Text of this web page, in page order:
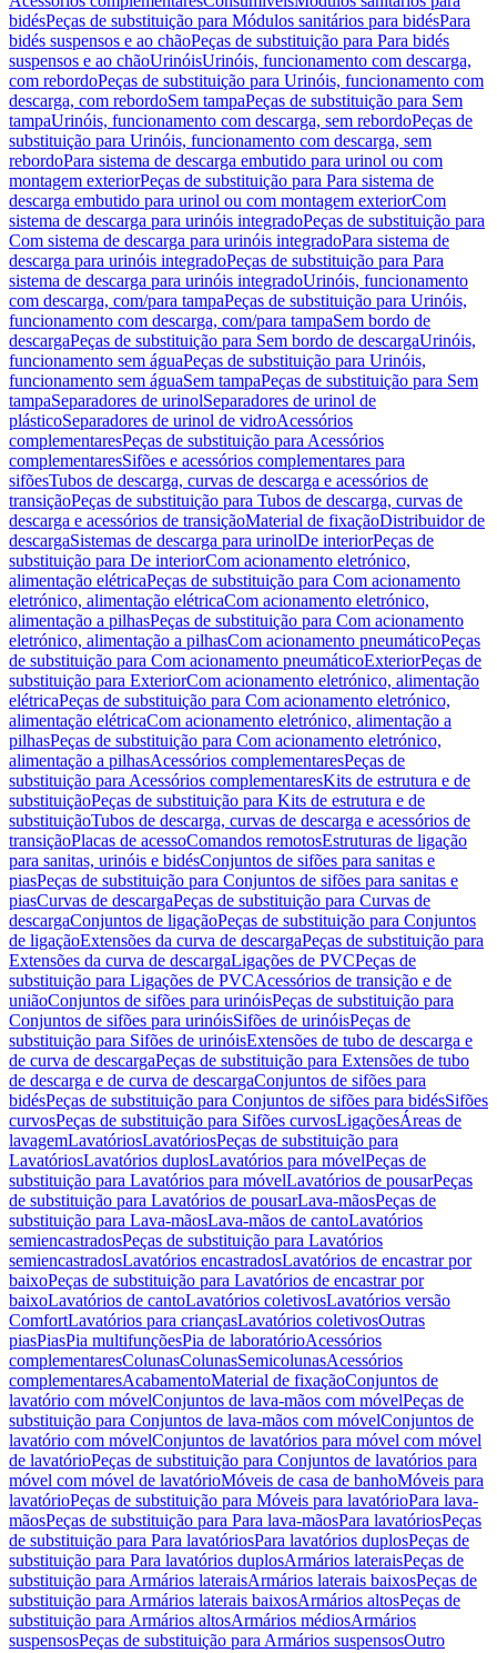
bidésPeças de substituição para Módulos sanitários para bidésPara
bidés suspensos e ao chãoPeças de substituição para Para bidés
suspensos e ao chãoUrinóisUrinóis, funcionamento com descarga,
com rebordoPeças de substituição para Urinóis, funcionamento com
descarga, com rebordoSem tampaPeças de substituição para Sem
tampaUrinóis, funcionamento com descarga, sem rebordoPeças de
substituição para Urinóis, funcionamento com descarga, sem
rebordoPara sistema de descarga embutido para urinol ou com
montagem exteriorPeças de substituição para Para sistema de
descarga embutido para urinol ou com montagem exteriorCom
sistema de descarga para urinóis integradoPeças de substituição para
Com sistema de descarga para urinóis integradoPara sistema de
descarga para urinóis integradoPeças de substituição para Para
sistema de descarga para urinóis integradoUrinóis, funcionamento
com descarga, com/para tampaPeças de substituição para Urinóis,
funcionamento com descarga, com/para tampaSem bordo de
descargaPeças de substituição para Sem bordo de descargaUrinóis,
funcionamento sem águaPeças de substituição para Urinóis,
funcionamento sem águaSem tampaPeças de substituição para Sem
tampaSeparadores de urinolSeparadores de urinol de
plásticoSeparadores de urinol de vidroAcessórios
complementaresPeças de substituição para Acessórios
complementaresSifões e acessórios complementares para
sifõesTubos de descarga, curvas de descarga e acessórios de
transiçãoPeças de substituição para Tubos de descarga, curvas de
descarga e acessórios de transiçãoMaterial de fixaçãoDistribuidor de
descargaSistemas de descarga para urinolDe interiorPeças de
substituição para De interiorCom acionamento eletrónico,
alimentação elétricaPeças de substituição para Com acionamento
eletrónico, alimentação elétricaCom acionamento eletrónico,
alimentação a pilhasPeças de substituição para Com acionamento
eletrónico, alimentação a pilhasCom acionamento pneumáticoPeças
de substituição para Com acionamento pneumáticoExteriorPeças de
substituição para ExteriorCom acionamento eletrónico, alimentação
elétricaPeças de substituição para Com acionamento eletrónico,
alimentação elétricaCom acionamento eletrónico, alimentação a
pilhasPeças de substituição para Com acionamento eletrónico,
alimentação a pilhasAcessórios complementaresPeças de
substituição para Acessórios complementaresKits de estrutura e de
substituiçãoPeças de substituição para Kits de estrutura e de
substituiçãoTubos de descarga, curvas de descarga e acessórios de
transiçãoPlacas de acessoComandos remotosEstruturas de ligação
para sanitas, urinóis e bidésConjuntos de sifões para sanitas e
piasPeças de substituição para Conjuntos de sifões para sanitas e
piasCurvas de descargaPeças de substituição para Curvas de
descargaConjuntos de ligaçãoPeças de substituição para Conjuntos
de ligaçãoExtensões da curva de descargaPeças de substituição para
Extensões da curva de descargaLigações de PVCPeças de
substituição para Ligações de PVCAcessórios de transição e de
uniãoConjuntos de sifões para urinóisPeças de substituição para
Conjuntos de sifões para urinóisSifões de urinóisPeças de
substituição para Sifões de urinóisExtensões de tubo de descarga e
de curva de descargaPeças de substituição para Extensões de tubo
de descarga e de curva de descargaConjuntos de sifões para
bidésPeças de substituição para Conjuntos de sifões para bidésSifões
curvosPeças de substituição para Sifões curvosLigaçõesÁreas de
lavagemLavatóriosLavatóriosPeças de substituição para
LavatóriosLavatórios duplosLavatórios para móvelPeças de
substituição para Lavatórios para móvelLavatórios de pousarPeças
de substituição para Lavatórios de pousarLava-mãosPeças de
substituição para Lava-mãosLava-mãos de cantoLavatórios
semiencastradosPeças de substituição para Lavatórios
semiencastradosLavatórios encastradosLavatórios de encastrar por
baixoPeças de substituição para Lavatórios de encastrar por
baixoLavatórios de cantoLavatórios coletivosLavatórios versão
ComfortLavatórios para criançasLavatórios coletivosOutras
piasPiasPia multifunçõesPia de laboratórioAcessórios
complementaresColunasColunasSemicolunasAcessórios
complementaresAcabamentoMaterial de fixaçãoConjuntos de
lavatório com móvelConjuntos de lava-mãos com móvelPeças de
substituição para Conjuntos de lava-mãos com móvelConjuntos de
lavatório com móvelConjuntos de lavatórios para móvel com móvel
de lavatórioPeças de substituição para Conjuntos de lavatórios para
móvel com móvel de lavatórioMóveis de casa de banhoMóveis para
lavatórioPeças de substituição para Móveis para lavatórioPara lava-
mãosPeças de substituição para Para lava-mãosPara lavatóriosPeças
de substituição para Para lavatóriosPara lavatórios duplosPeças de
substituição para Para lavatórios duplosArmários lateraisPeças de
substituição para Armários lateraisArmários laterais baixosPeças de
substituição para Armários laterais baixosArmários altosPeças de
substituição para Armários altosArmários médiosArmários
suspensosPeças de substituição para Armários suspensosOutro